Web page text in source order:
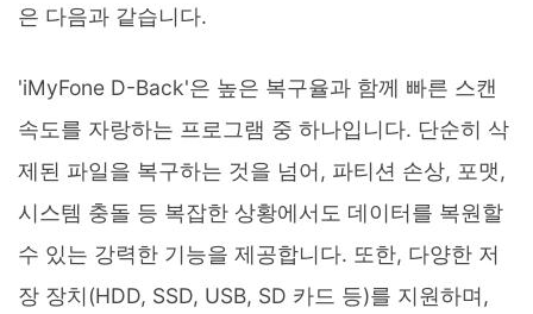
은 다음과 같습니다.
'iMyFone D-Back'은 높은 복구율과 함께 빠른 스캔
속도를 자랑하는 프로그램 중 하나입니다. 단순히 삭
제된 파일을 복구하는 것을 넘어, 파티션 손상, 포맷,
시스템 충돌 등 복잡한 상황에서도 데이터를 복원할
수 있는 강력한 기능을 제공합니다. 또한, 다양한 저
장 장치(HDD, SSD, USB, SD 카드 등)를 지원하며,